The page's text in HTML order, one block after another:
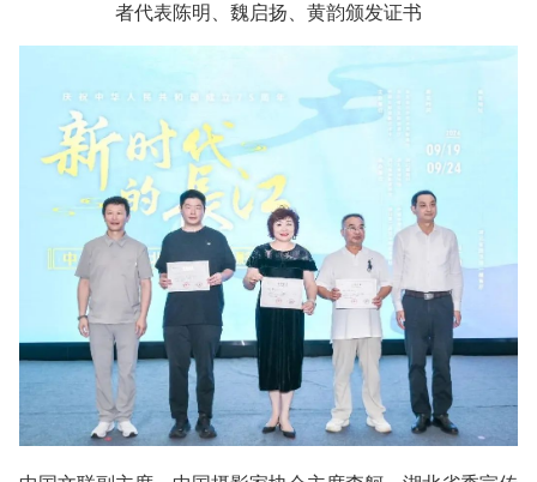
者代表陈明、魏启扬、黄韵颁发证书